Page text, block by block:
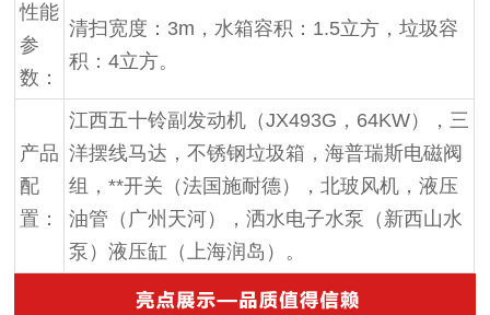
性能
参
数：
清扫宽度：3m，水箱容积：1.5立方，垃圾容
积：4立方。
产品
配
置：
江西五十铃副发动机（JX493G，64KW），三
洋摆线马达，不锈钢垃圾箱，海普瑞斯电磁阀
组，**开关（法国施耐德），北玻风机，液压
油管（广州天河），洒水电子水泵（新西山水
泵）液压缸（上海润岛）。